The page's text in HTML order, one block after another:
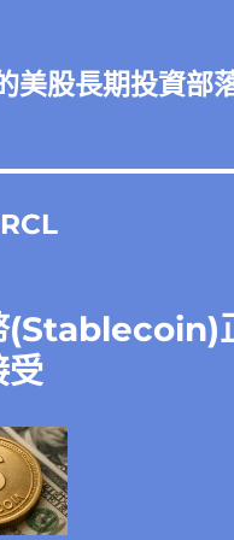
美股長期投資部
(Stablecoin)
受